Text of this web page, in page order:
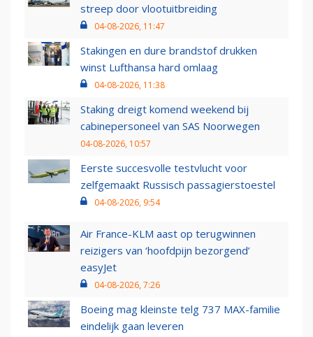
streep door vlootuitbreiding
04-08-2026, 11:47
Stakingen en dure brandstof drukken
winst Lufthansa hard omlaag
04-08-2026, 11:38
Staking dreigt komend weekend bij
cabinepersoneel van SAS Noorwegen
04-08-2026, 10:57
Eerste succesvolle testvlucht voor
zelfgemaakt Russisch passagierstoestel
04-08-2026, 9:54
Air France-KLM aast op terugwinnen
reizigers van ‘hoofdpijn bezorgend’
easyJet
04-08-2026, 7:26
Boeing mag kleinste telg 737 MAX-familie
eindelijk gaan leveren